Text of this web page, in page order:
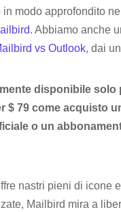
in modo approfondito
. Abbiamo anche
vs Outlook, dai
disponibile solo
$ 79 come acquisto
o un
nastri pieni di icone
Mailbird mira a